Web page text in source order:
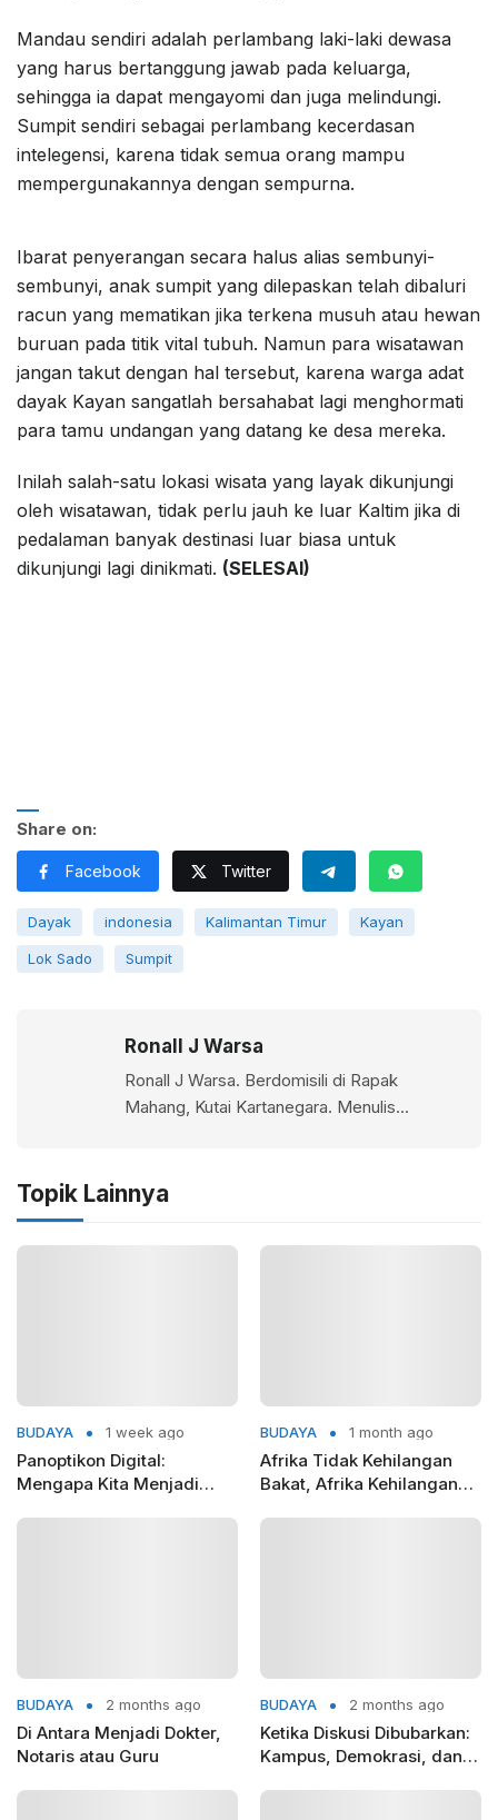
Mandau sendiri adalah perlambang laki-laki dewasa
yang harus bertanggung jawab pada keluarga,
sehingga ia dapat mengayomi dan juga melindungi.
Sumpit sendiri sebagai perlambang kecerdasan
intelegensi, karena tidak semua orang mampu
mempergunakannya dengan sempurna.
Ibarat penyerangan secara halus alias sembunyi-
sembunyi, anak sumpit yang dilepaskan telah dibaluri
racun yang mematikan jika terkena musuh atau hewan
buruan pada titik vital tubuh. Namun para wisatawan
jangan takut dengan hal tersebut, karena warga adat
dayak Kayan sangatlah bersahabat lagi menghormati
para tamu undangan yang datang ke desa mereka.
Inilah salah-satu lokasi wisata yang layak dikunjungi
oleh wisatawan, tidak perlu jauh ke luar Kaltim jika di
pedalaman banyak destinasi luar biasa untuk
dikunjungi lagi dinikmati. (SELESAI)
Share on:
Facebook Twitter
Dayak indonesia Kalimantan Timur Kayan
Lok Sado Sumpit
Ronall J Warsa
Ronall J Warsa. Berdomisili di Rapak
Mahang, Kutai Kartanegara. Menulis
Demokrasi dan Kemiskinan, Budaya Politik
Demokratis, Obituari Andry Dewanto
Topik Lainnya
BUDAYA 1 week ago
Panoptikon Digital:
Mengapa Kita Menjadi
BUDAYA 1 month ago
Afrika Tidak Kehilangan
Bakat, Afrika Kehilangan
BUDAYA 2 months ago
Di Antara Menjadi Dokter,
Notaris atau Guru
BUDAYA 2 months ago
Ketika Diskusi Dibubarkan:
Kampus, Demokrasi, dan